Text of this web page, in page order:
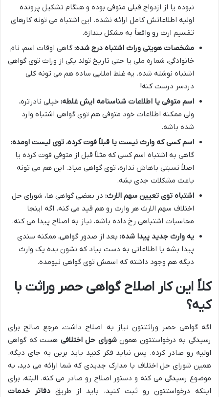
نبوده یا از ازدواج قبلی متوفی بوده و هنگام تشکیل پرونده
اولیه اطلاعاتش کامل ارائه نشده. این اشتباه می تونه کارهای
تقسیم ارث رو واقعاً به مشکل بندازه.
مشخصات هویتی وراث اشتباه درج شده: گاهی اوقات اسم، نام
خانوادگی، شماره ملی یا حتی تاریخ تولد یکی از وراث توی گواهی
اشتباه نوشته شده. یه غلط املایی ساده هم می تونه کلی
دردسر درست کنه!
اسم متوفی یا اطلاعات شناسنامه ایش غلطه: خیلی نادرتره،
ولی ممکنه اطلاعات خود متوفی هم توی گواهی اشتباه وارد
شده باشه.
اسم کسی که وارث نیست یا قبلاً فوت کرده، توی لیست اومده:
گاهی به اشتباه اسم کسی که مثلاً قبل از متوفی فوت کرده یا
اصلاً نسبتی باهاش نداره، توی گواهی میاد. این هم می تونه
باعث مشکلات جدی بشه.
اشتباه توی تعیین سهم الارث: در بعضی گواهی ها، شورای حل
اختلاف سهم الارث هر وارث رو هم قید می کنه. اگه اینجا
محاسبات اشتباهی رخ داده باشه، نیاز به اصلاح پیدا می کنه.
یه وارث جدید پیدا شده: بعد از صدور گواهی، ممکنه سندی
پیدا بشه یا اطلاعاتی به دست بیاد که نشون بده یک وارث
دیگه هم وجود داشته که اسمش توی گواهی نیومده.
کلاً این کار اصلاح گواهی حصر وراثت با
کیه؟
اگه گواهی حصر وراثتتون نیاز به اصلاح داشت، مرجع صالح برای
رسیدگی به درخواستتون همونشورای حل اختلافی هست که گواهی
اولیه رو صادر کرده. پس نباید فکر کنید باید برین یه جای دیگه.
همین شورای حل اختلاف با مدارک جدیدی که شما ارائه می دید، به
موضوع رسیدگی می کنه و دستور اصلاح رو صادر می کنه. البته، برای
اینکه درخواستتون رو ثبت کنید، باید از طریق دفاتر خدمات